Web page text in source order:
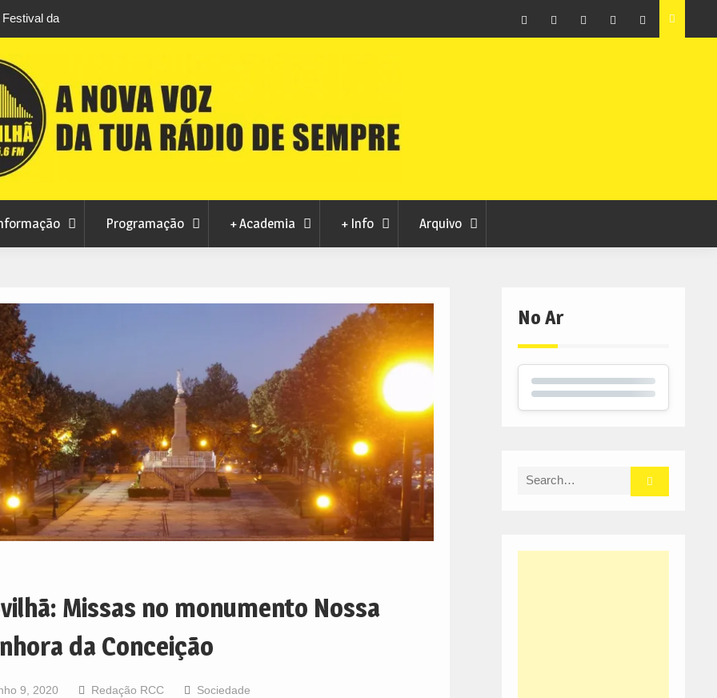
da
levou milhares de visitantes a Penamacor
Covilhã avança com a desmaterialização do Arquivo
Municipal
Programação + Academia + Info Arquivo
Missas no monumento Nossa
da Conceição
9, 2020 Redação RCC Sociedade
No Ar
Search